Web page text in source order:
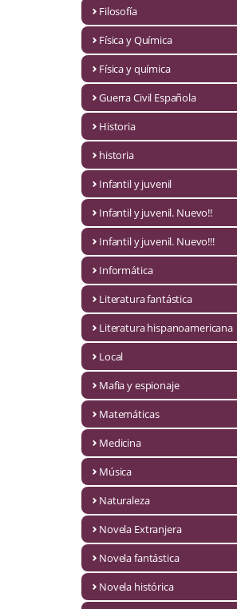
Ensayo literario
Guerra Civil Española
Infantil y juvenil
Infantil y juvenil. Nuevo!!
Infantil y juvenil. Nuevo!!!
Literatura fantástica
Literatura hispanoamericana
Mafia y espionaje
Filosofía
Física y Química
Física y química
Guerra Civil Española
Historia
historia
Infantil y juvenil
Infantil y juvenil. Nuevo!!
Infantil y juvenil. Nuevo!!!
Informática
Literatura fantástica
Literatura hispanoamericana
Local
Mafia y espionaje
Matemáticas
Medicina
Música
Naturaleza
Novela Extranjera
Novela fantástica
Novela histórica